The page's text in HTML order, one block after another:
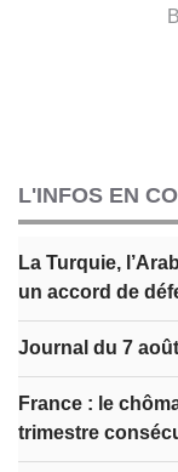
L'INFOS EN
La Turquie,
un accord de
Journal du 7
France : le
trimestre